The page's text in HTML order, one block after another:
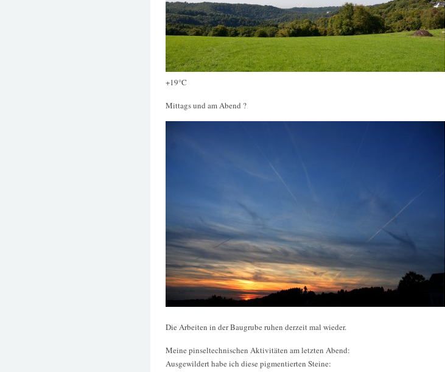
+19°C
Mittags und am Abend ?
Die Arbeiten in der Baugrube ruhen derzeit mal wieder.
Meine pinseltechnischen Aktivitäten am letzten Abend:
Ausgewildert habe ich diese pigmentierten Steine: